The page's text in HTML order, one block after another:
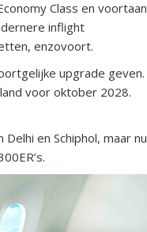
Class en voortaan
inflight
enzovoort.
upgrade geven.
voor oktober 2028.
en Schiphol, maar nu